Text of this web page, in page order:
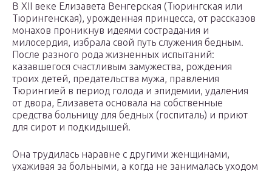
В XII веке Елизавета Венгерская (Тюрингская или
Тюрингенская), урожденная принцесса, от рассказов
монахов проникнув идеями сострадания и
милосердия, избрала свой путь служения бедным.
После разного рода жизненных испытаний:
казавшегося счастливым замужества, рождения
троих детей, предательства мужа, правления
Тюрингией в период голода и эпидемии, удаления
от двора, Елизавета основала на собственные
средства больницу для бедных (госпиталь) и приют
для сирот и подкидышей.
Она трудилась наравне с другими женщинами,
ухаживая за больными, а когда не занималась уходом